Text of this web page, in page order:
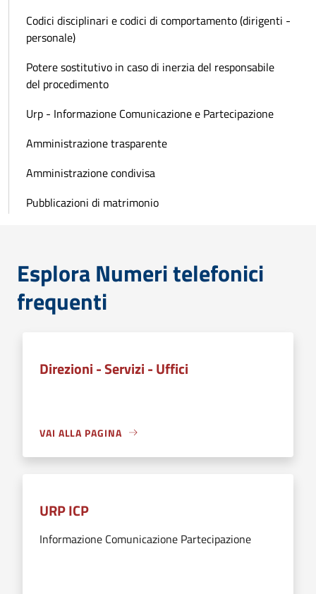
Codici disciplinari e codici di comportamento (dirigenti -
personale)
Potere sostitutivo in caso di inerzia del responsabile
del procedimento
Urp - Informazione Comunicazione e Partecipazione
Amministrazione trasparente
Amministrazione condivisa
Pubblicazioni di matrimonio
Esplora Numeri telefonici
frequenti
Direzioni - Servizi - Uffici
VAI ALLA PAGINA
URP ICP
Informazione Comunicazione Partecipazione